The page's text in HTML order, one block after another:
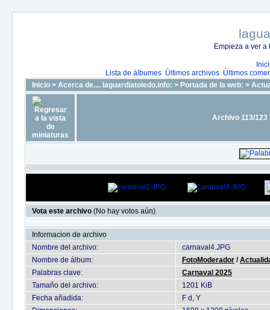
Empieza a ver
Lista de álbumes Últimos archivos Últimos
Inicio > Acerca de.... laguardiatoledo.info: > Portada de la web: >
Archivo 113/123
Vota este archivo (No hay votos aún)
Informacion de archivo
Nombre del archivo:
carnaval4.JPG
Nombre de álbum:
FotoModerador /
Palabras clave:
Carnaval 2025
Tamaño del archivo:
1201 KiB
Fecha añadida:
F d, Y